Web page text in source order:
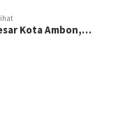
Kota Ambon,…